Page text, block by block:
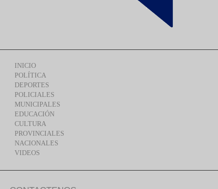
INICIO
POLÍTICA
DEPORTES
POLICIALES
MUNICIPALES
EDUCACIÓN
CULTURA
PROVINCIALES
NACIONALES
VIDEOS